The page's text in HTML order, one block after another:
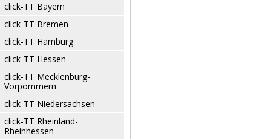
click-TT Bayern
click-TT Bremen
click-TT Hamburg
click-TT Hessen
click-TT Mecklenburg-
Vorpommern
click-TT Niedersachsen
click-TT Rheinland-
Rheinhessen